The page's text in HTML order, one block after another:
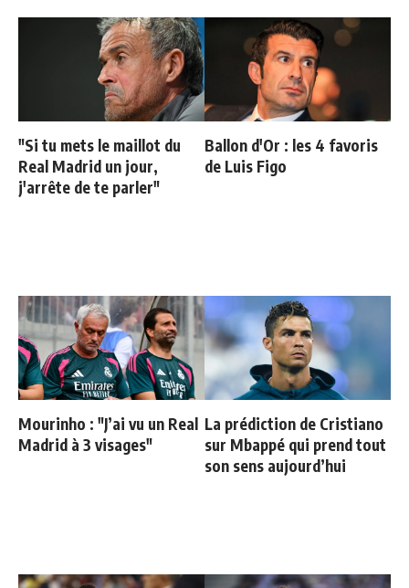
"Si tu mets le maillot du
Real Madrid un jour,
j'arrête de te parler"
Ballon d'Or : les 4 favoris
de Luis Figo
Mourinho : "J’ai vu un Real
Madrid à 3 visages"
La prédiction de Cristiano
sur Mbappé qui prend tout
son sens aujourd’hui